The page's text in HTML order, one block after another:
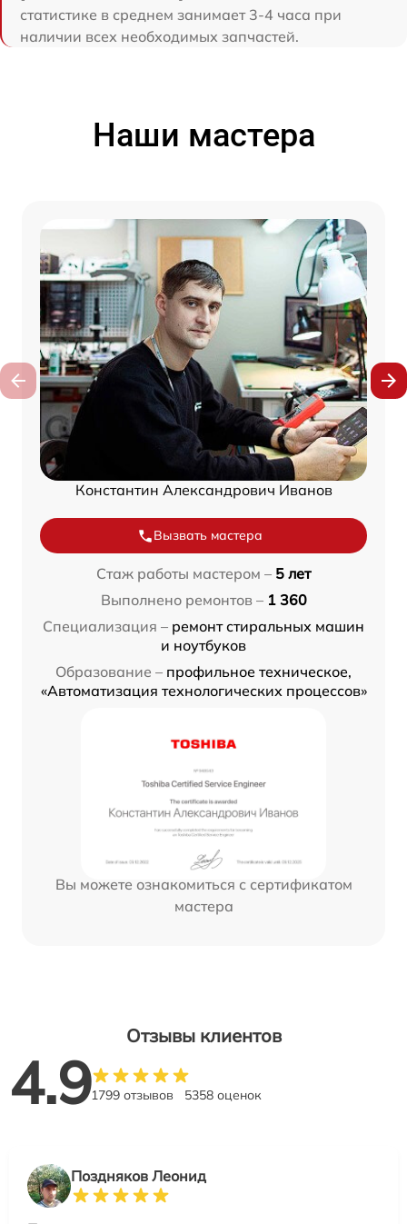
статистике в среднем занимает 3-4 часа при
наличии всех необходимых запчастей.
Наши мастера
Константин Александрович Иванов
Вызвать мастера
Стаж работы мастером – 5 лет
Выполнено ремонтов – 1 360
Специализация – ремонт стиральных машин
и ноутбуков
Образование – профильное техническое,
«Автоматизация технологических процессов»
Вы можете ознакомиться с сертификатом
мастера
Отзывы клиентов
4.91799 отзывов 5358 оценок
Поздняков Леонид